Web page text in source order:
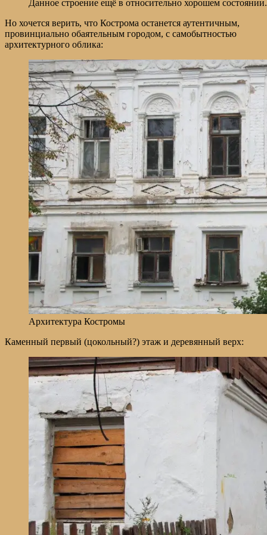
Данное строение ещё в относительно хорошем
Но хочется верить, что Кострома останется аутентичным,
провинциально обаятельным городом, с самобытностью
архитектурного облика:
Архитектура Костромы
Каменный первый (цокольный?) этаж и деревянный верх: